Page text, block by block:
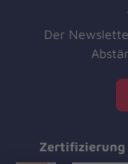
Der
Zertifizierung